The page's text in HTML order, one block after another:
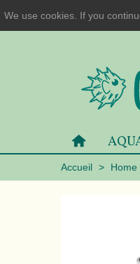
We use cookies. If you
Accueil > Home